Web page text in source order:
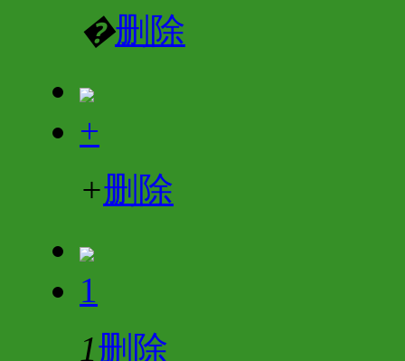
�删除
+
+删除
1
1删除